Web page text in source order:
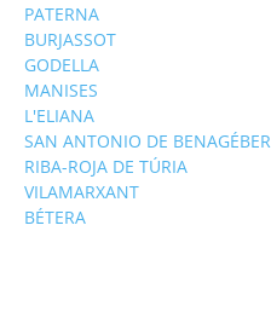
PATERNA
BURJASSOT
GODELLA
MANISES
L'ELIANA
SAN ANTONIO DE BENAGÉBER
RIBA-ROJA DE TÚRIA
VILAMARXANT
BÉTERA